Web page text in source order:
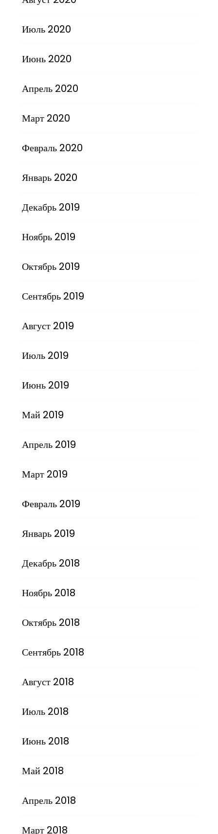
Июль 2020
Июнь 2020
Апрель 2020
Март 2020
Февраль 2020
Январь 2020
Декабрь 2019
Ноябрь 2019
Октябрь 2019
Сентябрь 2019
Август 2019
Июль 2019
Июнь 2019
Май 2019
Апрель 2019
Март 2019
Февраль 2019
Январь 2019
Декабрь 2018
Ноябрь 2018
Октябрь 2018
Сентябрь 2018
Август 2018
Июль 2018
Июнь 2018
Май 2018
Апрель 2018
Март 2018